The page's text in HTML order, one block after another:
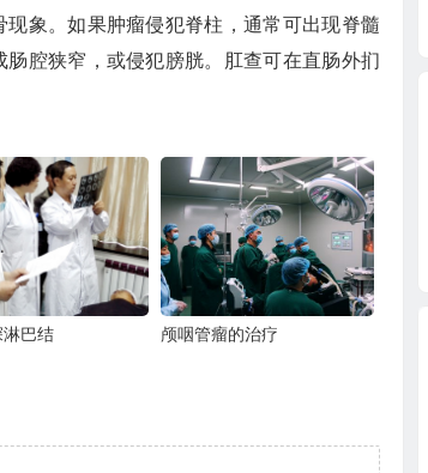
象。如果肿瘤侵犯脊柱，通常可出现脊髓
腔狭窄，或侵犯膀胱。肛查可在直肠外扪
巴结 颅咽管瘤的治疗